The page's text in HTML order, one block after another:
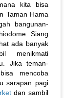
kita bisa
Taman Hama
bangunan-
Siang
ada banyak
menikmati
Jika teman-
mencoba
sarapan pagi
dan sambil